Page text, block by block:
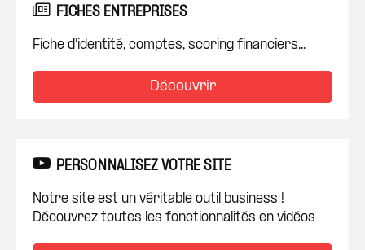
FICHES ENTREPRISES
Fiche d'identité, comptes, scoring financiers...
Découvrir
PERSONNALISEZ VOTRE SITE
Notre site est un véritable outil business !
Découvrez toutes les fonctionnalités en vidéos